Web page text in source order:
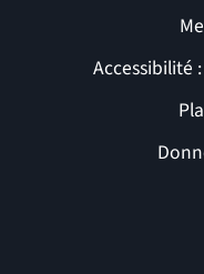
Liens et
Accessibilité